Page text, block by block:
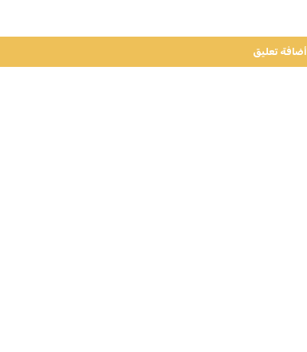
أضافة تعليق